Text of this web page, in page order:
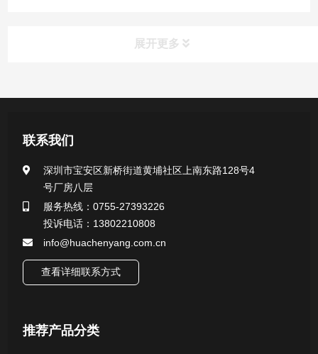
展开更多
产品中心
医用无菌采样拭子系列
一次性使用采样器系列
微生物样本保存液（通用运输传媒介质）系列
核酸（DNA&RNA）样本采集与保存套装系列
唾液样本采集装置系列
联系我们
深圳市宝安区新桥街道黄埔社区上南东路128号4
号厂房八层
服务热线：0755-27393226
投诉电话：13802210808
info@huachenyang.com.cn
查看详细联系方式
推荐产品分类